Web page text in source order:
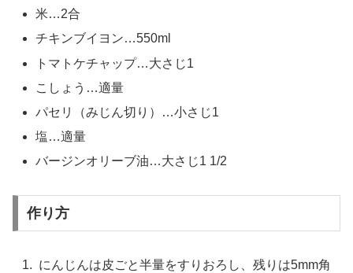
米…2合
チキンブイヨン…550ml
トマトケチャップ…大さじ1
こしょう…適量
パセリ（みじん切り）…小さじ1
塩…適量
バージンオリーブ油…大さじ1 1/2
作り方
にんじんは皮ごと半量をすりおろし、残りは5mm角